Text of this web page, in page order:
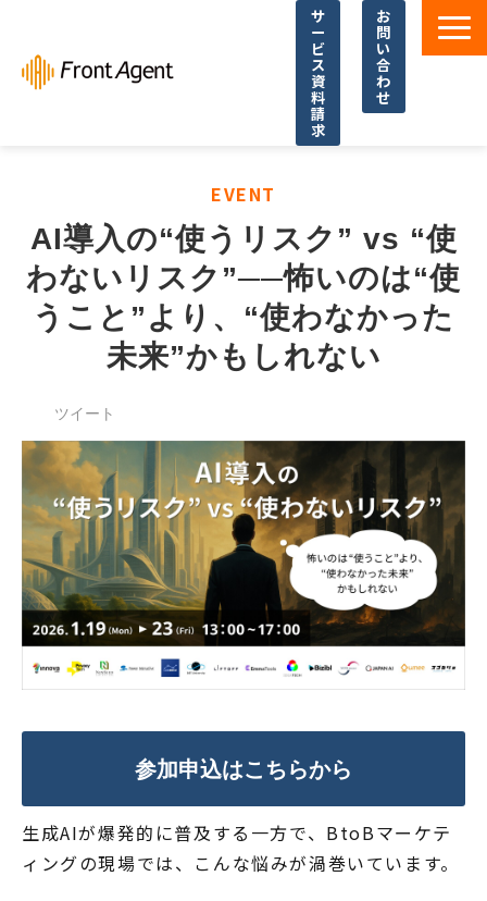
サ
ー
ビ
ス
資
料
請
求
お
問
い
合
わ
せ
よくあるご質問
イベント・セミナー
お役立ち資料一覧
お役立ち記事・コラム
EVENT
AI導入の“使うリスク” vs “使
わないリスク”──怖いのは“使
うこと”より、“使わなかった
未来”かもしれない
ツイート
参加申込はこちらから
生成AIが爆発的に普及する一方で、BtoBマーケテ
ィングの現場では、こんな悩みが渦巻いています。